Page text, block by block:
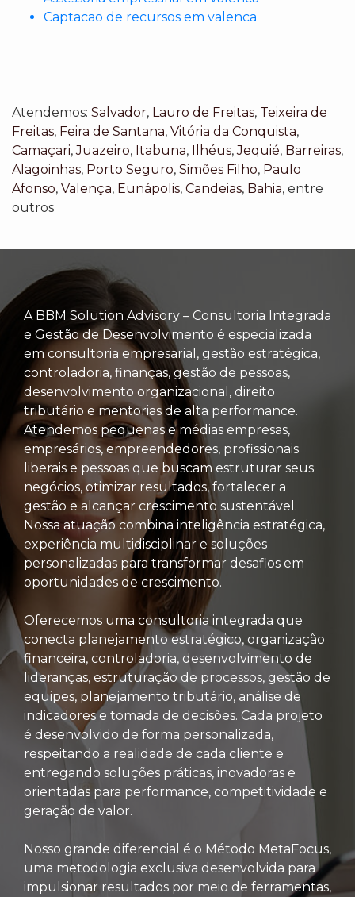
Captacao de recursos em valenca
Atendemos: Salvador, Lauro de Freitas, Teixeira de
Freitas, Feira de Santana, Vitória da Conquista,
Camaçari,Juazeiro, Itabuna, Ilhéus,Jequié, Barreiras,
Alagoinhas, Porto Seguro, Simões Filho, Paulo
Afonso, Valença, Eunápolis, Candeias, Bahia, entre
outros
A BBM Solution Advisory – Consultoria Integrada
e Gestão de Desenvolvimento é especializada
em consultoria empresarial, gestão estratégica,
controladoria, finanças, gestão de pessoas,
desenvolvimento organizacional, direito
tributário e mentorias de alta performance.
Atendemos pequenas e médias empresas,
empresários, empreendedores, profissionais
liberais e pessoas que buscam estruturar seus
negócios, otimizar resultados, fortalecer a
gestão e alcançar crescimento sustentável.
Nossa atuação combina inteligência estratégica,
experiência multidisciplinar e soluções
personalizadas para transformar desafios em
oportunidades de crescimento.
Oferecemos uma consultoria integrada que
conecta planejamento estratégico, organização
financeira, controladoria, desenvolvimento de
lideranças, estruturação de processos, gestão de
equipes, planejamento tributário, análise de
indicadores e tomada de decisões. Cada projeto
é desenvolvido de forma personalizada,
respeitando a realidade de cada cliente e
entregando soluções práticas, inovadoras e
orientadas para performance, competitividade e
geração de valor.
Nosso grande diferencial é o Método MetaFocus,
uma metodologia exclusiva desenvolvida para
impulsionar resultados por meio de ferramentas,